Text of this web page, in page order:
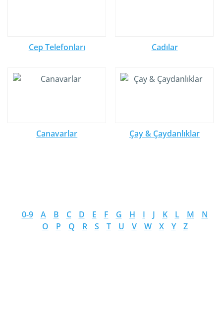
Cep Telefonları Cadılar
Canavarlar Çay & Çaydanlıklar
0-9 A B C D E F G H I J K L M
N
O
P Q R S T U V W X Y Z